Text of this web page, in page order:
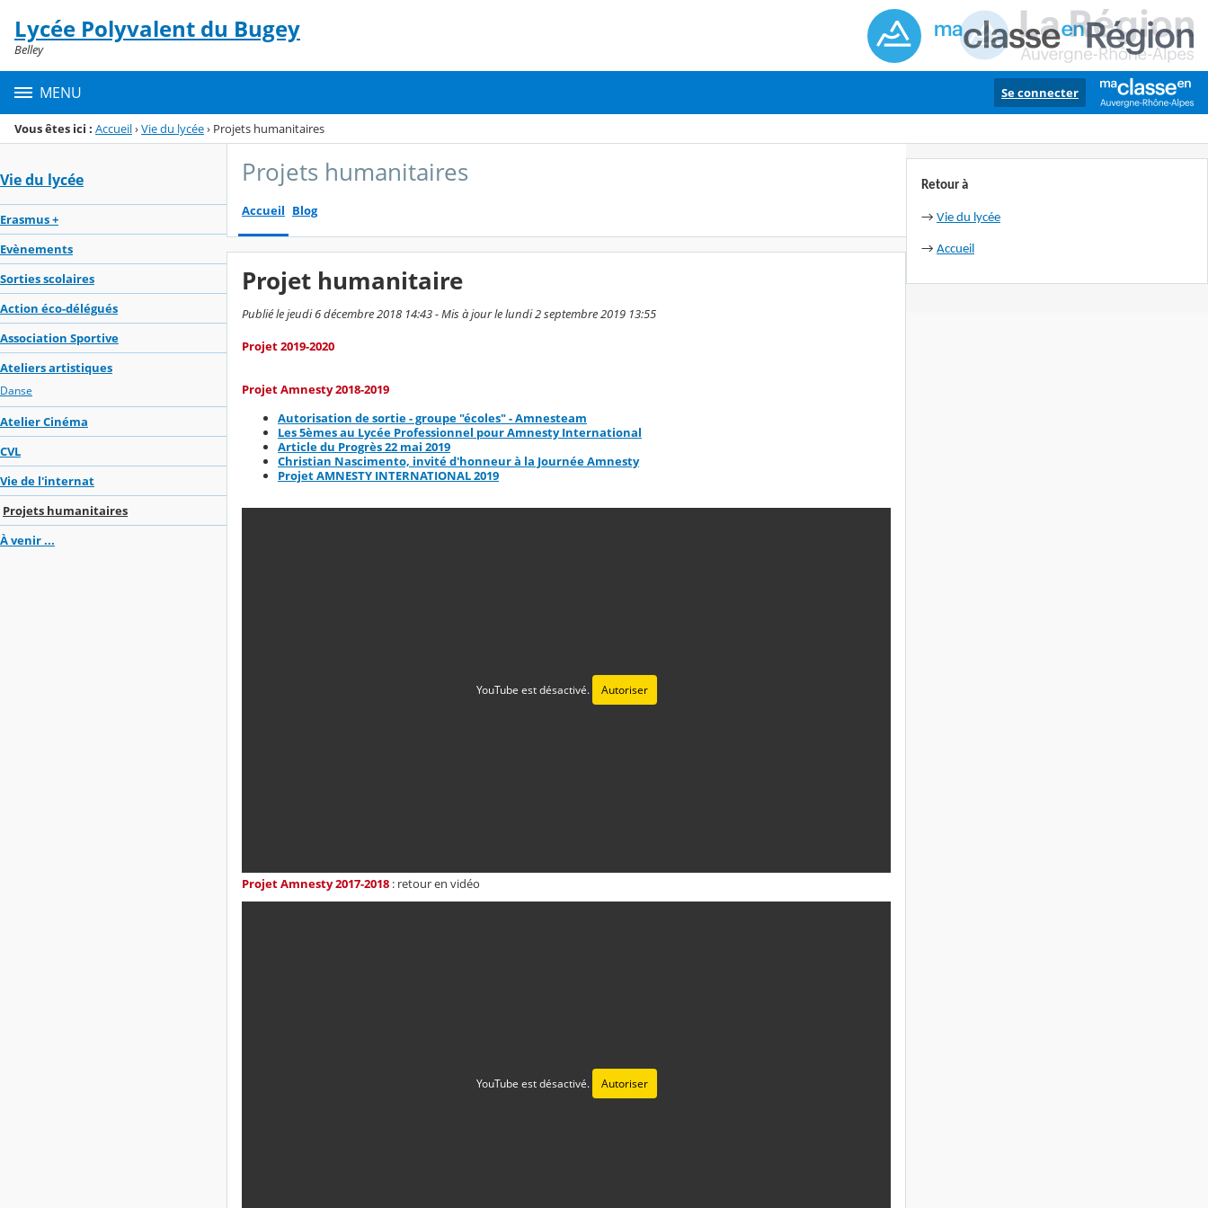
Menu de la rubrique
Contenu
Lycée Polyvalent du Bugey
Belley
MENU Se connecter
Vous êtes ici : Accueil›Vie du lycée› Projets humanitaires
Vie du lycée
Erasmus +
Evènements
Sorties scolaires
Action éco-délégués
Association Sportive
Ateliers artistiques
Danse
Atelier Cinéma
CVL
Vie de l'internat
Projets humanitaires
À venir ...
Projets humanitaires
Accueil Blog
Projet humanitaire
Publié le jeudi 6 décembre 2018 14:43 - Mis à jour le lundi 2 septembre 2019 13:55
Projet 2019-2020
Projet Amnesty 2018-2019
Autorisation de sortie - groupe "écoles" - Amnesteam
Les 5èmes au Lycée Professionnel pour Amnesty International
Article du Progrès 22 mai 2019
Christian Nascimento, invité d'honneur à la Journée Amnesty
Projet AMNESTY INTERNATIONAL 2019
YouTube est désactivé. Autoriser
Projet Amnesty 2017-2018 : retour en vidéo
YouTube est désactivé. Autoriser
Retour à
→ Vie du lycée
→ Accueil